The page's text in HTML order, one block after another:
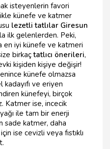
isteyenlerin favori
künefe ve katmer
lezetli tatlılar Giresun
ilk gelenlerden. Peki,
en iyi künefe ve katmeri
birkaçtatlıcı önerileri,
kişiden kişiye değişir!
künefe olmazsa
kadayıfı ve eriyen
künefeyi, birçok
Katmer ise, incecik
ile tam bir enerji
sade katmer, daha
ise cevizli veya fıstıklı